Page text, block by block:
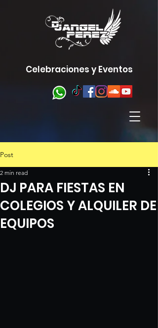
Celebraciones y Eventos
Post
DJ PARA FIESTAS EN
COLEGIOS Y ALQUILER DE
EQUIPOS
2 min read